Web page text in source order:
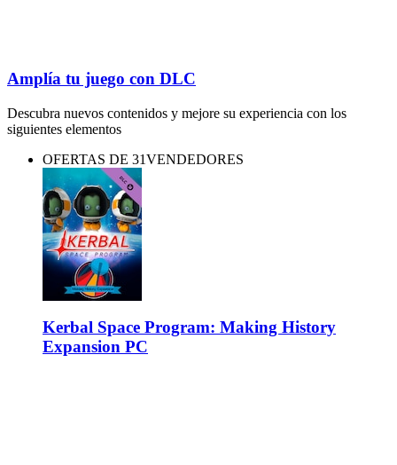
Amplía tu juego con DLC
Descubra nuevos contenidos y mejore su experiencia con los
siguientes elementos
OFERTAS DE 31VENDEDORES
Kerbal Space Program: Making History
Expansion PC